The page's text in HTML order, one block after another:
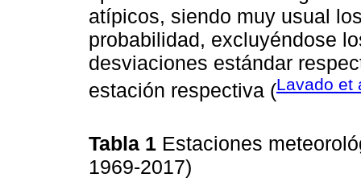
atípicos, siendo muy usual
probabilidad, excluyéndose
desviaciones estándar
estación respectiva (Lavado et
Tabla 1 Estaciones
1969-2017)